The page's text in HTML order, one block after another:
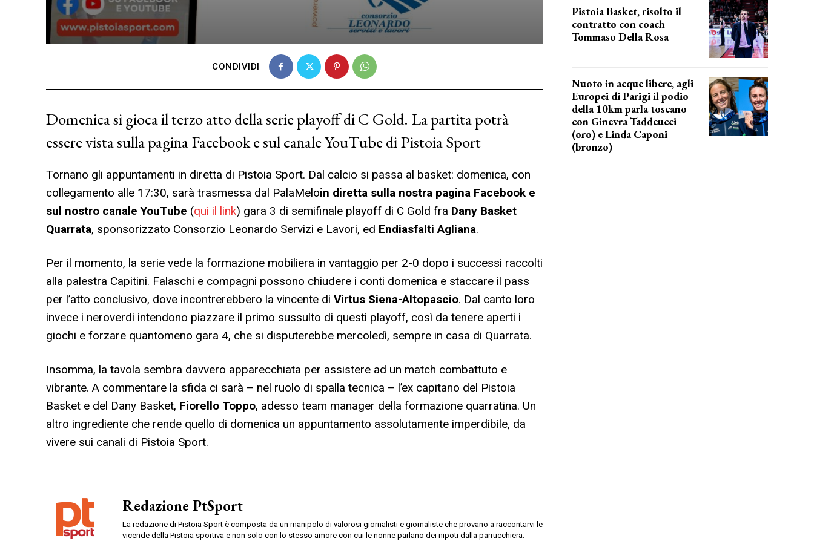
CONDIVIDI
Domenica si gioca il terzo atto della serie playoff di C Gold. La partita potrà
essere vista sulla pagina Facebook e sul canale YouTube di Pistoia Sport
Tornano gli appuntamenti in diretta di Pistoia Sport. Dal calcio si passa al basket: domenica, con
collegamento alle 17:30, sarà trasmessa dal PalaMeloin diretta sulla nostra pagina Facebook e
sul nostro canale YouTube (qui il link) gara 3 di semifinale playoff di C Gold fra Dany Basket
Quarrata, sponsorizzato Consorzio Leonardo Servizi e Lavori, ed Endiasfalti Agliana.
Per il momento, la serie vede la formazione mobiliera in vantaggio per 2-0 dopo i successi raccolti
alla palestra Capitini. Falaschi e compagni possono chiudere i conti domenica e staccare il pass
per l’atto conclusivo, dove incontrerebbero la vincente di Virtus Siena-Altopascio. Dal canto loro
invece i neroverdi intendono piazzare il primo sussulto di questi playoff, così da tenere aperti i
giochi e forzare quantomeno gara 4, che si disputerebbe mercoledì, sempre in casa di Quarrata.
Insomma, la tavola sembra davvero apparecchiata per assistere ad un match combattuto e
vibrante. A commentare la sfida ci sarà – nel ruolo di spalla tecnica – l’ex capitano del Pistoia
Basket e del Dany Basket, Fiorello Toppo, adesso team manager della formazione quarratina. Un
altro ingrediente che rende quello di domenica un appuntamento assolutamente imperdibile, da
vivere sui canali di Pistoia Sport.
Redazione PtSport
La redazione di Pistoia Sport è composta da un manipolo di valorosi giornalisti e giornaliste che provano a raccontarvi le
vicende della Pistoia sportiva e non solo con lo stesso amore con cui le nonne parlano dei nipoti dalla parrucchiera.
Pistoia Basket, risolto il
contratto con coach
Tommaso Della Rosa
Nuoto in acque libere, agli
Europei di Parigi il podio
della 10km parla toscano
con Ginevra Taddeucci
(oro) e Linda Caponi
(bronzo)